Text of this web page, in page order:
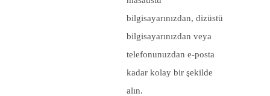
bilgisayarınızdan, dizüstü
bilgisayarınızdan veya
telefonunuzdan e-posta
kadar kolay bir şekilde
alın.